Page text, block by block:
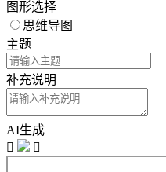
图形选择
思维导图
主题
补充说明
AI生成

